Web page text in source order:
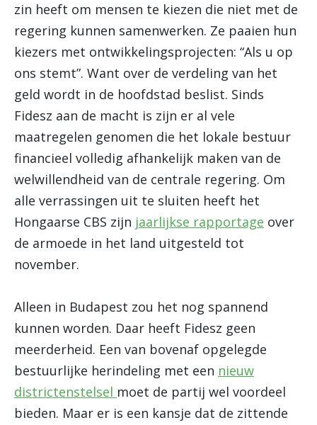
zin heeft om mensen te kiezen die niet met de
regering kunnen samenwerken. Ze paaien hun
kiezers met ontwikkelingsprojecten: “Als u op
ons stemt”. Want over de verdeling van het
geld wordt in de hoofdstad beslist. Sinds
Fidesz aan de macht is zijn er al vele
maatregelen genomen die het lokale bestuur
financieel volledig afhankelijk maken van de
welwillendheid van de centrale regering. Om
alle verrassingen uit te sluiten heeft het
Hongaarse CBS zijn jaarlijkse rapportage over
de armoede in het land uitgesteld tot
november.
Alleen in Budapest zou het nog spannend
kunnen worden. Daar heeft Fidesz geen
meerderheid. Een van bovenaf opgelegde
bestuurlijke herindeling met een nieuw
districtenstelsel moet de partij wel voordeel
bieden. Maar er is een kansje dat de zittende